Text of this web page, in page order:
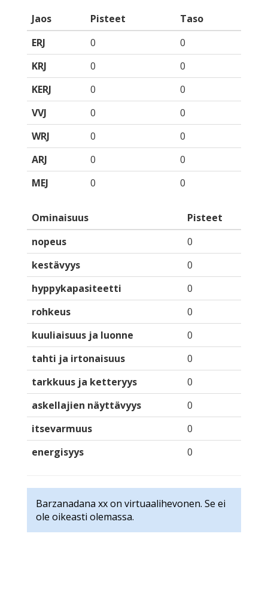
Jaos Pisteet
Taso
ERJ
0
0
KRJ
0
0
KERJ
0
0
VVJ
0
0
WRJ
0
0
ARJ
0
0
MEJ
0 0
Ominaisuus
Pisteet
nopeus
0
kestävyys
0
hyppykapasiteetti
0
rohkeus
0
kuuliaisuus ja luonne
0
tahti ja irtonaisuus
0
tarkkuus ja ketteryys
0
askellajien näyttävyys
0
itsevarmuus
0
energisyys
0
Barzanadana xx on virtuaalihevonen. Se ei
ole oikeasti olemassa.